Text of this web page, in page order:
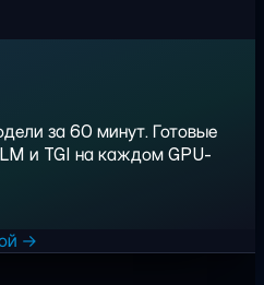
за 60 минут. Готовые
и TGI на каждом GPU-
→